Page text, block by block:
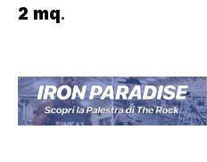
2 mq.